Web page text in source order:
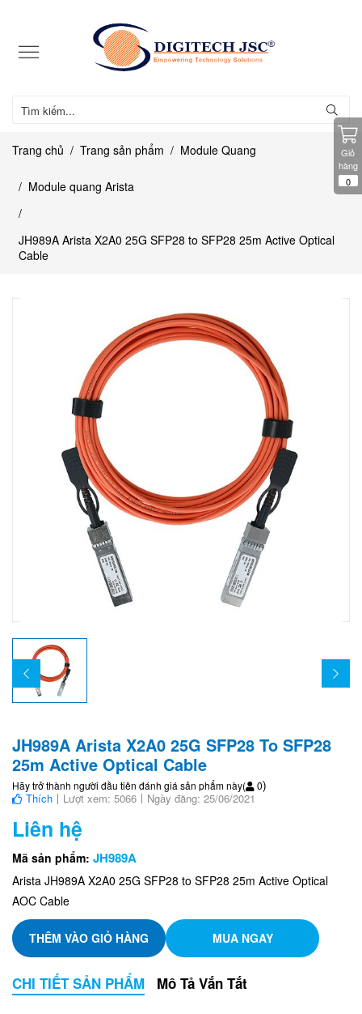
Giỏ
hàng
0
Trang chủ Trang sản phẩm Module Quang
Module quang Arista
JH989A Arista X2A0 25G SFP28 to SFP28 25m Active Optical
Cable
JH989A Arista X2A0 25G SFP28 To SFP28
25m Active Optical Cable
Hãy trở thành người đầu tiên đánh giá sản phẩm này( 0)
Thích Lượt xem: 5066 Ngày đăng: 25/06/2021
Liên hệ
Mã sản phẩm: JH989A
Arista JH989A X2A0 25G SFP28 to SFP28 25m Active Optical
AOC Cable
THÊM VÀO GIỎ HÀNG MUA NGAY
CHI TIẾT SẢN PHẨM Mô Tả Vắn Tắt